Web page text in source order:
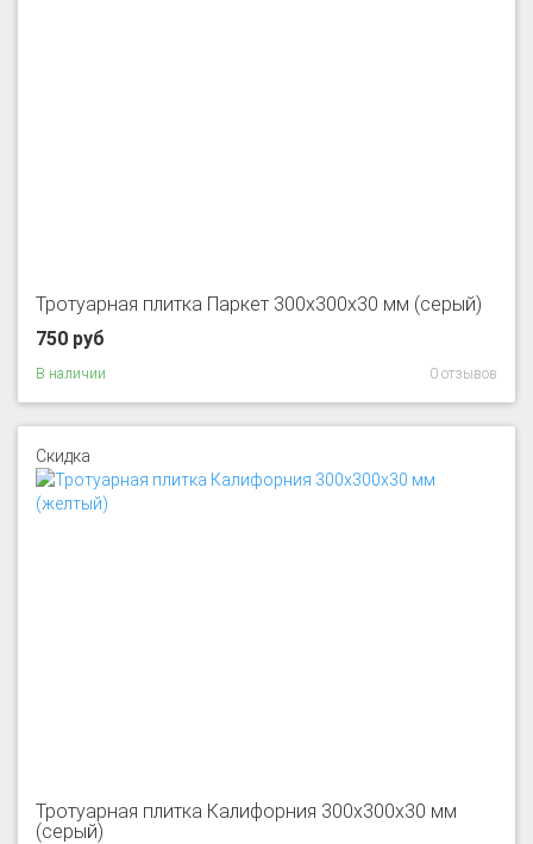
Тротуарная плитка Паркет 300x300x30 мм (серый)
750 руб
В наличии 0 отзывов
Скидка
Тротуарная плитка Калифорния 300x300x30 мм
(серый)